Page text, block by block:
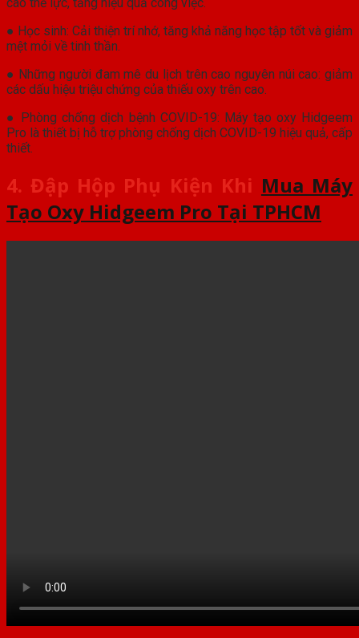
● Học sinh: Cải thiện trí nhớ, tăng khả năng học tập tốt và giảm
mệt mỏi về tinh thần.
● Những người đam mê du lịch trên cao nguyên núi cao: giảm
các dấu hiệu triệu chứng của thiếu oxy trên cao.
● Phòng chống dịch bệnh COVID-19: Máy tạo oxy Hidgeem
Pro là thiết bị hỗ trợ phòng chống dịch COVID-19 hiệu quả, cấp
thiết.
4. Đập Hộp Phụ Kiện Khi Mua Máy
Tạo Oxy Hidgeem Pro Tại TPHCM